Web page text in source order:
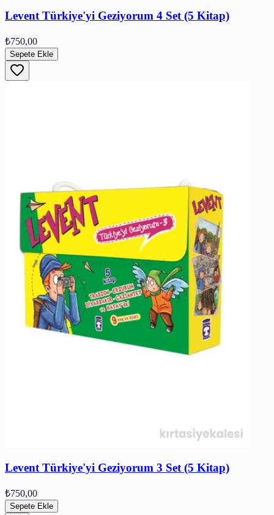
Levent Türkiye'yi Geziyorum 4 Set (5 Kitap)
₺750,00
Sepete Ekle
Levent Türkiye'yi Geziyorum 3 Set (5 Kitap)
₺750,00
Sepete Ekle